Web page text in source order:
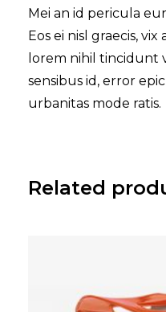
Mei an id pericula
Eos ei nisl graecis,
lorem nihil tincidunt
sensibus id, error
urbanitas mode ratis.
Related